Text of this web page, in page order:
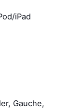
iPad
Gauche,